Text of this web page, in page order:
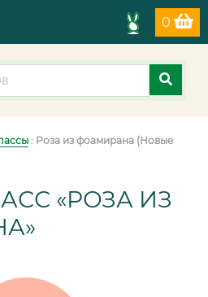
0
: Роза из фоамирана (Новые
«РОЗА ИЗ